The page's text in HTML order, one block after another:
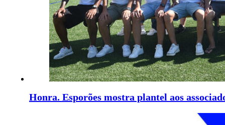
Honra. Esporões mostra plantel aos